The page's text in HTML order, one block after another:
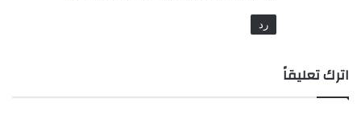
رد
اترك تعليقاً